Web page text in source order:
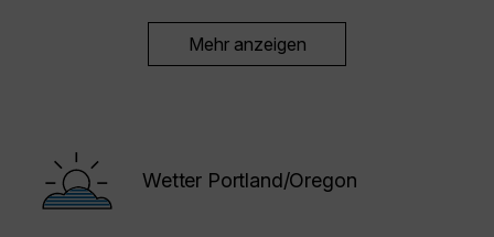
Mehr anzeigen
Wetter Portland/Oregon